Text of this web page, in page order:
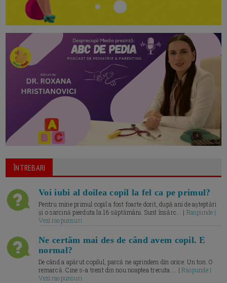
ÎNTREBARI
Voi iubi al doilea copil la fel ca pe primul?
Pentru mine primul copil a fost foarte dorit, după ani de așteptări
și o sarcină pierduta la 16 săptămâni. Sunt însărc... | Raspunde |
Vezi raspunsuri
Ne certăm mai des de când avem copil. E
normal?
De când a apărut copilul, parcă ne aprindem din orice. Un ton. O
remarcă. Cine s-a trezit din nou noaptea trecuta.... |Raspunde |
Vezi raspunsuri